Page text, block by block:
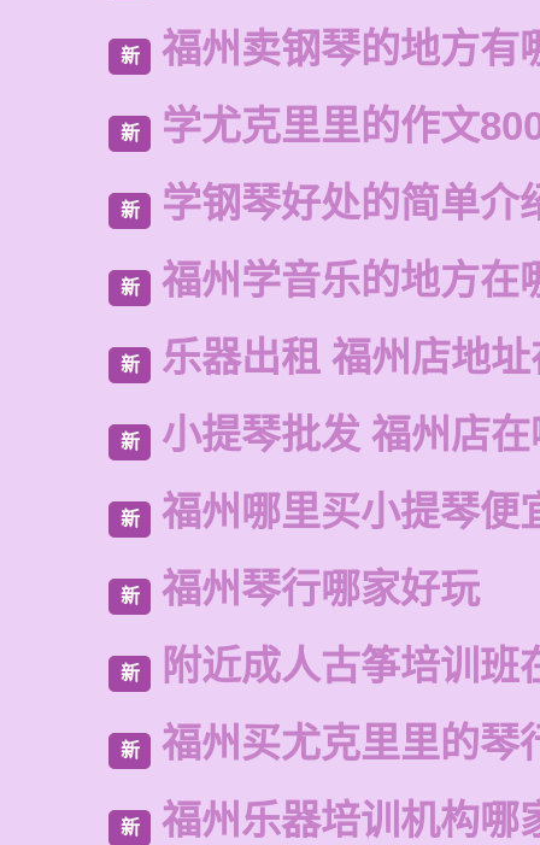
新 福州卖钢琴的地方有
新 学尤克里里的作文
新 学钢琴好处的简单介
新 福州学音乐的地方在
新 乐器出租 福州店地
新 小提琴批发 福州店
新 福州哪里买小提琴便
新 福州琴行哪家好玩
新 附近成人古筝培训班
新 福州买尤克里里的琴
新 福州乐器培训机构哪